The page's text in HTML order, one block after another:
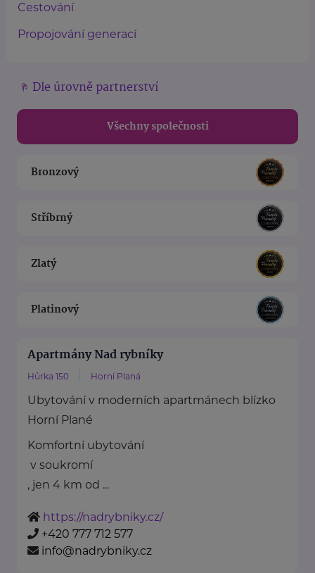
Cestování
Propojování generací
Dle úrovně partnerství
Všechny společnosti
Bronzový
Stříbrný
Zlatý
Platinový
Apartmány Nad rybníky
Hůrka 150 Horní Planá
Ubytování v moderních apartmánech blízko
Horní Plané
Komfortní ubytování
v soukromí
, jen 4 km od ...
https://nadrybniky.cz/
+420 777 712 577
info@nadrybniky.cz